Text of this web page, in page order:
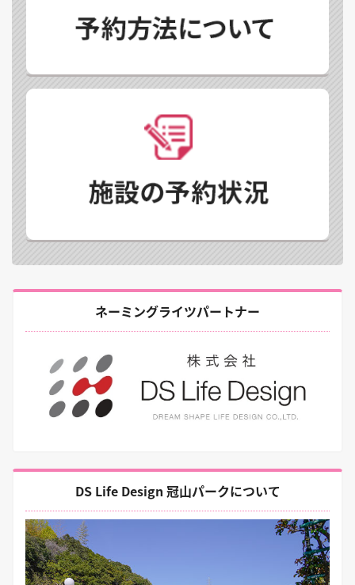
ネーミングライツパートナー
DS Life Design 冠山パークについて